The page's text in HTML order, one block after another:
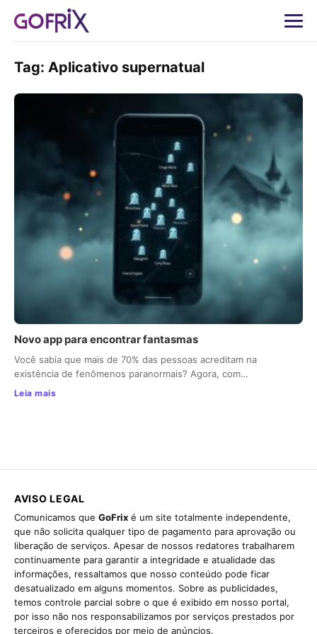
Tag: Aplicativo supernatual
Novo app para encontrar fantasmas
Você sabia que mais de 70% das pessoas acreditam na
existência de fenômenos paranormais? Agora, com…
Leia mais
AVISO LEGAL
Comunicamos que GoFrix é um site totalmente independente,
que não solicita qualquer tipo de pagamento para aprovação ou
liberação de serviços. Apesar de nossos redatores trabalharem
continuamente para garantir a integridade e atualidade das
informações, ressaltamos que nosso conteúdo pode ficar
desatualizado em alguns momentos. Sobre as publicidades,
temos controle parcial sobre o que é exibido em nosso portal,
por isso não nos responsabilizamos por serviços prestados por
terceiros e oferecidos por meio de anúncios.